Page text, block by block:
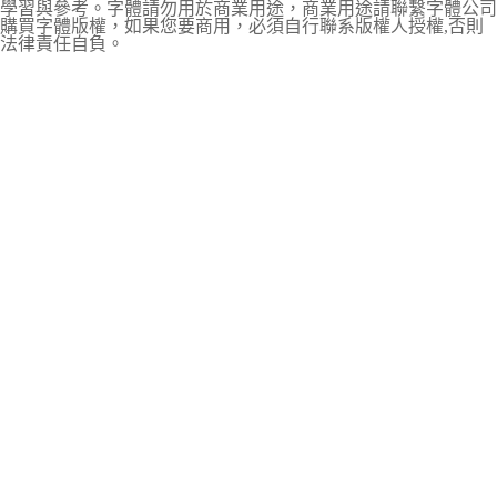
學習與參考。字體請勿用於商業用途，商業用途請聯繫字體公司
購買字體版權，如果您要商用，必須自行聯系版權人授權,否則
法律責任自負。